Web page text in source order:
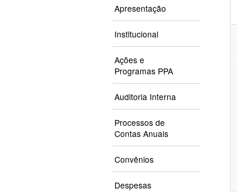
Apresentação
Institucional
Ações e
Programas PPA
Auditoria Interna
Processos de
Contas Anuais
Convênios
Despesas